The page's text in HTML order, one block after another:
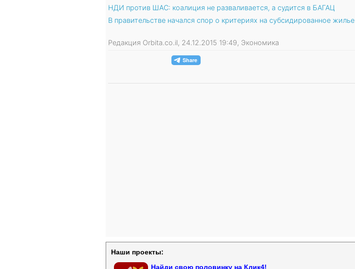
НДИ против ШАС: коалиция не разваливается, а судится в БАГАЦ
В правительстве начался спор о критериях на субсидированное жилье
Редакция Orbita.co.il, 24.12.2015 19:49, Экономика
Наши проекты:
Найди свою половинку на Клик4!